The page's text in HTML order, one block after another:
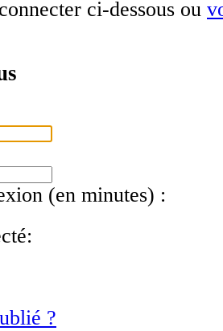
ci-dessous ou
(en minutes) :
?